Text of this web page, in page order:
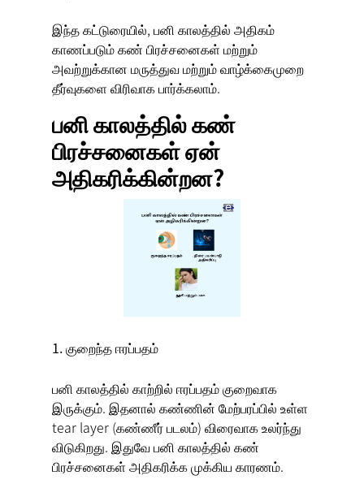
இந்த கட்டுரையில், பனி காலத்தில் அதிகம்
காணப்படும் கண் பிரச்சனைகள் மற்றும்
அவற்றுக்கான மருத்துவ மற்றும் வாழ்க்கைமுறை
தீர்வுகளை விரிவாக பார்க்கலாம்.
பனி காலத்தில் கண்
பிரச்சனைகள் ஏன்
அதிகரிக்கின்றன?
1. குறைந்த ஈரப்பதம்
பனி காலத்தில் காற்றில் ஈரப்பதம் குறைவாக
இருக்கும். இதனால் கண்ணின் மேற்பரப்பில் உள்ள
tear layer (கண்ணீர் படலம்) விரைவாக உலர்ந்து
விடுகிறது. இதுவேபனி காலத்தில் கண்
பிரச்சனைகள் அதிகரிக்க முக்கிய காரணம்.